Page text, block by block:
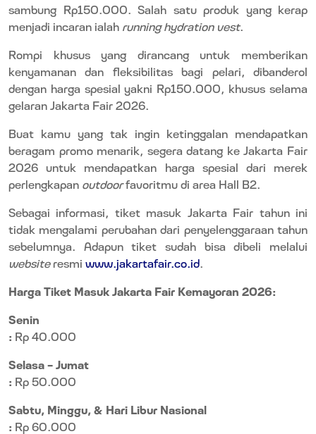
sambung Rp150.000. Salah satu produk yang kerap
menjadi incaran ialah running hydration vest.
Rompi khusus yang dirancang untuk memberikan
kenyamanan dan fleksibilitas bagi pelari, dibanderol
dengan harga spesial yakni Rp150.000 , khusus selama
gelaran Jakarta Fair 2026.
Buat kamu yang tak ingin ketinggalan mendapatkan
beragam promo menarik, segera datang ke Jakarta Fair
2026 untuk mendapatkan harga spesial dari merek
perlengkapan outdoorfavoritmu di area Hall B2.
Sebagai informasi, tiket masuk Jakarta Fair tahun ini
tidak mengalami perubahan dari penyelenggaraan tahun
sebelumnya. Adapun tiket sudah bisa dibeli melalui
websiteresmi www.jakartafair.co.id
Harga Tiket Masuk Jakarta Fair Kemayoran 2026:
Senin
: Rp 40.000
Selasa – Jumat
: Rp 50.000
Sabtu, Minggu, & Hari Libur Nasional
: Rp 60.000